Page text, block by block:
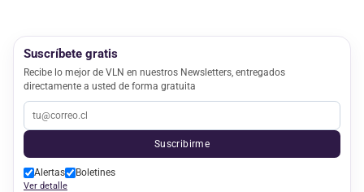
Suscríbete gratis
Recibe lo mejor de VLN en nuestros Newsletters, entregados
directamente a usted de forma gratuita
Suscribirme
Alertas Boletines
Ver detalle